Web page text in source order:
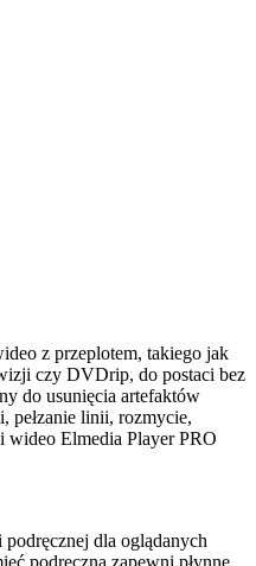
z przeplotem, takiego jak
czy DVDrip, do postaci bez
do usunięcia artefaktów
pełzanie linii, rozmycie,
wideo Elmedia Player PRO
dla oglądanych
podręczna zapewni płynne